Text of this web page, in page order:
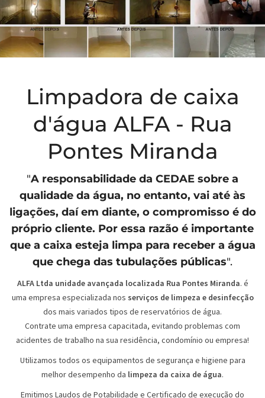
Limpadora de caixa
d'água ALFA - Rua
Pontes Miranda
"A responsabilidade da CEDAE sobre a
qualidade da água, no entanto, vai até às
ligações, daí em diante, o compromisso é do
próprio cliente. Por essa razão é importante
que a caixa esteja limpa para receber a água
que chega das tubulações públicas".
ALFA Ltda unidade avançada localizada Rua Pontes Miranda. é
uma empresa especializada nos serviços de limpeza e desinfecção
dos mais variados tipos de reservatórios de água.
Contrate uma empresa capacitada, evitando problemas com
acidentes de trabalho na sua residência, condomínio ou empresa!
Utilizamos todos os equipamentos de segurança e higiene para
melhor desempenho da limpeza da caixa de água.
Emitimos Laudos de Potabilidade e Certificado de execução do